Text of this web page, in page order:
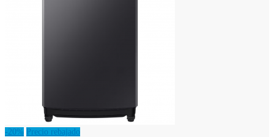
-20% Precio rebajado